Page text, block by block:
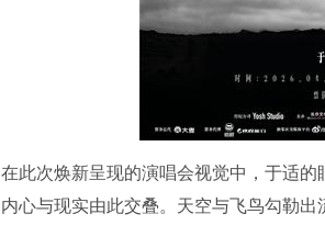
在此次焕新呈现的演唱会视觉中，于适
心与现实由此交叠。天空与飞鸟勾勒